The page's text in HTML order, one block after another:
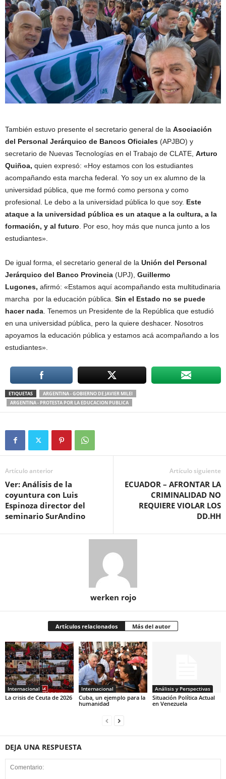
También estuvo presente el secretario general de la Asociación
del Personal Jerárquico de Bancos Oficiales (APJBO) y
secretario de Nuevas Tecnologías en el Trabajo de CLATE, Arturo
Quiñoa, quien expresó: «Hoy estamos con los estudiantes
acompañando esta marcha federal. Yo soy un ex alumno de la
universidad pública, que me formó como persona y como
profesional. Le debo a la universidad pública lo que soy. Este
ataque a la universidad pública es un ataque a la cultura, a la
formación, y al futuro . Por eso, hoy más que nunca junto a los
estudiantes».
De igual forma, el secretario general de la Unión del Personal
Jerárquico del Banco Provincia (UPJ), Guillermo
Lugones, afirmó: «Estamos aquí acompañando esta multitudinaria
marcha por la educación pública. Sin el Estado no se puede
hacer nada . Tenemos un Presidente de la República que estudió
en una universidad pública, pero la quiere deshacer. Nosotros
apoyamos la educación pública y estamos acá acompañando a los
estudiantes».
ETIQUETAS
ARGENTINA - GOBIERNO DE JAVIER MILEI
ARGENTINA - PROTESTA POR LA EDUCACION PUBLICA
Artículo anterior
Ver: Análisis de la
coyuntura con Luis
Espinoza director del
seminario SurAndino
Artículo siguiente
ECUADOR – AFRONTAR LA
CRIMINALIDAD NO
REQUIERE VIOLAR LOS
DD.HH
werken rojo
Artículos relacionados Más del autor
Internacional
La crisis de Ceuta de 2026
Internacional
Cuba, un ejemplo para la
humanidad
Análisis y Perspectivas
Situación Política Actual
en Venezuela
DEJA UNA RESPUESTA